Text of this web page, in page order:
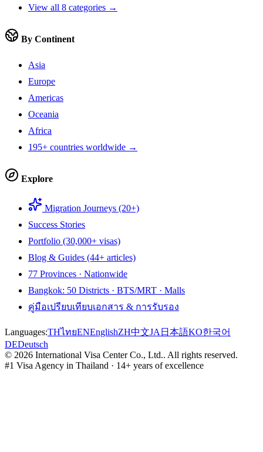
View all 8 categories →
By Continent
Asia
Europe
Americas
Oceania
Africa
195+ countries worldwide →
Explore
Migration Journeys (20+)
Success Stories
Portfolio (30,000+ visas)
Blog & Guides (44+ articles)
77 Provinces · Nationwide
Bangkok: 50 Districts · BTS/MRT · Malls
คู่มือเปรียบเทียบเอกสาร & การรับรอง
Languages:THไทยENEnglishZH中文JA 日本語KO한국어
DEDeutsch
© 2026 International Visa Center Co., Ltd.. All rights reserved.
#1 Visa Agency in Thailand · 14+ years of excellence